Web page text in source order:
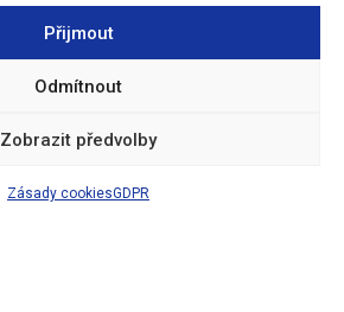
Přijmout
Odmítnout
Zobrazit předvolby
Zásady cookiesGDPR